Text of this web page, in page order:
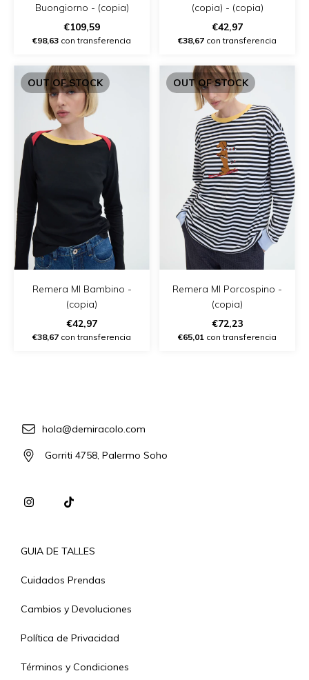
Buongiorno - (copia)
€109,59
€98,63 con transferencia
(copia) - (copia)
€42,97
€38,67 con transferencia
OUT OF STOCK
Remera Ml Bambino -
(copia)
€42,97
€38,67 con transferencia
OUT OF STOCK
Remera Ml Porcospino -
(copia)
€72,23
€65,01 con transferencia
hola@demiracolo.com
Gorriti 4758, Palermo Soho
GUIA DE TALLES
Cuidados Prendas
Cambios y Devoluciones
Política de Privacidad
Términos y Condiciones